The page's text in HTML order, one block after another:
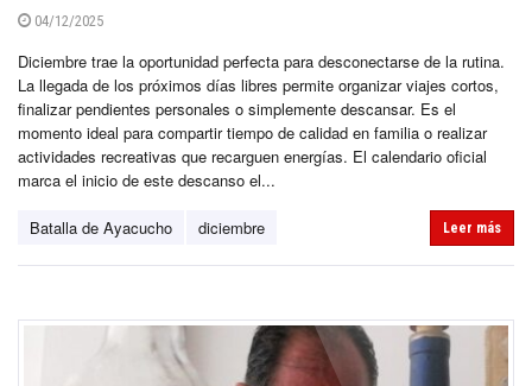
04/12/2025
Diciembre trae la oportunidad perfecta para desconectarse de la rutina.
La llegada de los próximos días libres permite organizar viajes cortos,
finalizar pendientes personales o simplemente descansar. Es el
momento ideal para compartir tiempo de calidad en familia o realizar
actividades recreativas que recarguen energías. El calendario oficial
marca el inicio de este descanso el...
Batalla de Ayacucho diciembre Leer más